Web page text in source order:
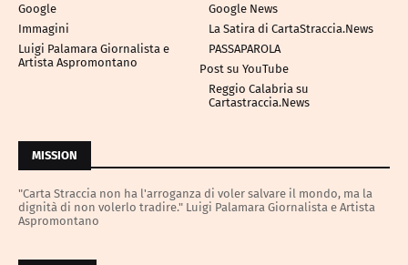
Google
Google News
Immagini
La Satira di CartaStraccia.News
Luigi Palamara Giornalista e
Artista Aspromontano
PASSAPAROLA
Post su YouTube
Reggio Calabria su
Cartastraccia.News
MISSION
"Carta Straccia non ha l'arroganza di voler salvare il mondo, ma la
dignità di non volerlo tradire." Luigi Palamara Giornalista e Artista
Aspromontano